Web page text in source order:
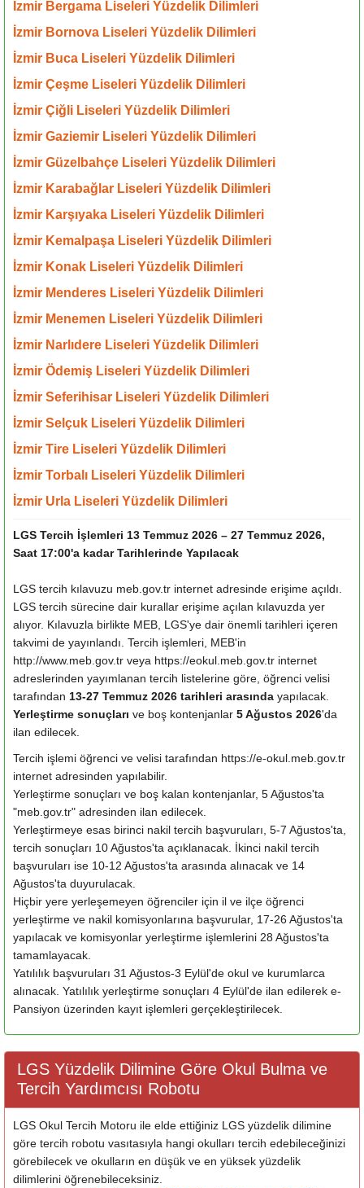
İzmir Bergama Liseleri Yüzdelik Dilimleri
İzmir Bornova Liseleri Yüzdelik Dilimleri
İzmir Buca Liseleri Yüzdelik Dilimleri
İzmir Çeşme Liseleri Yüzdelik Dilimleri
İzmir Çiğli Liseleri Yüzdelik Dilimleri
İzmir Gaziemir Liseleri Yüzdelik Dilimleri
İzmir Güzelbahçe Liseleri Yüzdelik Dilimleri
İzmir Karabağlar Liseleri Yüzdelik Dilimleri
İzmir Karşıyaka Liseleri Yüzdelik Dilimleri
İzmir Kemalpaşa Liseleri Yüzdelik Dilimleri
İzmir Konak Liseleri Yüzdelik Dilimleri
İzmir Menderes Liseleri Yüzdelik Dilimleri
İzmir Menemen Liseleri Yüzdelik Dilimleri
İzmir Narlıdere Liseleri Yüzdelik Dilimleri
İzmir Ödemiş Liseleri Yüzdelik Dilimleri
İzmir Seferihisar Liseleri Yüzdelik Dilimleri
İzmir Selçuk Liseleri Yüzdelik Dilimleri
İzmir Tire Liseleri Yüzdelik Dilimleri
İzmir Torbalı Liseleri Yüzdelik Dilimleri
İzmir Urla Liseleri Yüzdelik Dilimleri
LGS Tercih İşlemleri 13 Temmuz 2026 – 27 Temmuz 2026,
Saat 17:00'a kadar Tarihlerinde Yapılacak
LGS tercih kılavuzu meb.gov.tr internet adresinde erişime açıldı.
LGS tercih sürecine dair kurallar erişime açılan kılavuzda yer
alıyor. Kılavuzla birlikte MEB, LGS'ye dair önemli tarihleri içeren
takvimi de yayınlandı. Tercih işlemleri, MEB'in
http://www.meb.gov.tr veya https://e­okul.meb.gov.tr internet
adreslerinden yayımlanan tercih listelerine göre, öğrenci velisi
tarafından 13-27 Temmuz 2026 tarihleri arasında yapılacak.
Yerleştirme sonuçları ve boş kontenjanlar 5 Ağustos 2026'da
ilan edilecek.
Tercih işlemi öğrenci ve velisi tarafından https://e-okul.meb.gov.tr
internet adresinden yapılabilir.
Yerleştirme sonuçları ve boş kalan kontenjanlar, 5 Ağustos'ta
"meb.gov.tr" adresinden ilan edilecek.
Yerleştirmeye esas birinci nakil tercih başvuruları, 5-7 Ağustos'ta,
tercih sonuçları 10 Ağustos'ta açıklanacak. İkinci nakil tercih
başvuruları ise 10-12 Ağustos'ta arasında alınacak ve 14
Ağustos'ta duyurulacak.
Hiçbir yere yerleşemeyen öğrenciler için il ve ilçe öğrenci
yerleştirme ve nakil komisyonlarına başvurular, 17-26 Ağustos'ta
yapılacak ve komisyonlar yerleştirme işlemlerini 28 Ağustos'ta
tamamlayacak.
Yatılılık başvuruları 31 Ağustos-3 Eylül'de okul ve kurumlarca
alınacak. Yatılılık yerleştirme sonuçları 4 Eylül'de ilan edilerek e-
Pansiyon üzerinden kayıt işlemleri gerçekleştirilecek.
LGS Yüzdelik Dilimine Göre Okul Bulma ve
Tercih Yardımcısı Robotu
LGS Okul Tercih Motoru ile elde ettiğiniz LGS yüzdelik dilimine
göre tercih robotu vasıtasıyla hangi okulları tercih edebileceğinizi
görebilecek ve okulların en düşük ve en yüksek yüzdelik
dilimlerini öğrenebileceksiniz.